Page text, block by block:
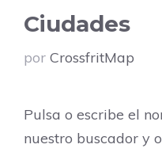
Ciudades
por CrossfritMap
Pulsa o escribe el
nuestro buscador y